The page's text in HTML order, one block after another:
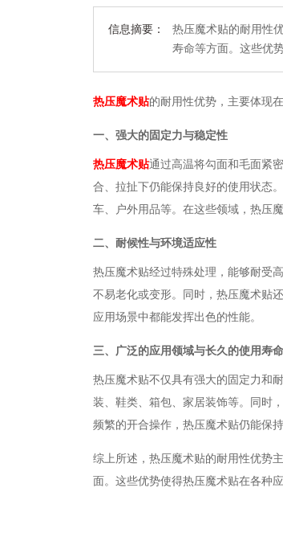
信息摘要：
热压魔术贴的耐用性
寿命等方面。这些优
热压魔术贴的耐用性优势，主要体现
一、强大的固定力与稳定性
热压魔术贴通过高温将勾面和毛面紧
合、拉扯下仍能保持良好的使用状态
车、户外用品等。在这些领域，热压
二、耐候性与环境适应性
热压魔术贴经过特殊处理，能够耐受
不易老化或变形。同时，热压魔术贴
应用场景中都能发挥出色的性能。
三、广泛的应用领域与长久的使用寿命
热压魔术贴不仅具有强大的固定力和
装、鞋类、箱包、家居装饰等。同时
频繁的开合操作，热压魔术贴仍能保
综上所述，热压魔术贴的耐用性优势
面。这些优势使得热压魔术贴在各种